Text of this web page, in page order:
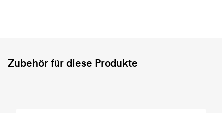
Zubehör für diese Produkte